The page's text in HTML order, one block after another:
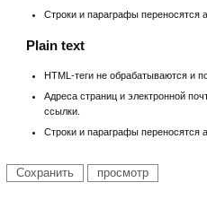
Строки и параграфы переносятся
Plain text
HTML-теги не обрабатываются и
Адреса страниц и электронной
ссылки.
Строки и параграфы переносятся